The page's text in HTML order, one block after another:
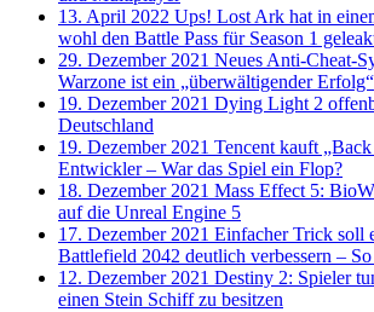
13. April 2022 Ups! Lost Ark hat in
wohl den Battle Pass für Season 1
29. Dezember 2021 Neues Anti-Cheat-
Warzone ist ein „überwältigender Erfolg“
19. Dezember 2021 Dying Light 2
Deutschland
19. Dezember 2021 Tencent kauft
Entwickler – War das Spiel ein Flop?
18. Dezember 2021 Mass Effect 5:
auf die Unreal Engine 5
17. Dezember 2021 Einfacher Trick soll
Battlefield 2042 deutlich verbessern –
12. Dezember 2021 Destiny 2: Spieler
einen Stein Schiff zu besitzen